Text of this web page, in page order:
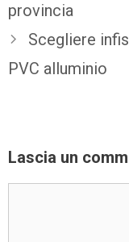
provincia
Scegliere
PVC alluminio
Lascia un